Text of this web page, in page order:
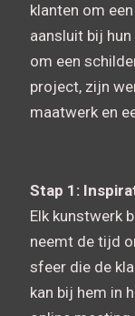
klanten om
aansluit bij
om een
project, zijn
maatwerk en
Stap 1:
Elk kunstwerk
neemt de tijd
sfeer die de
kan bij hem in